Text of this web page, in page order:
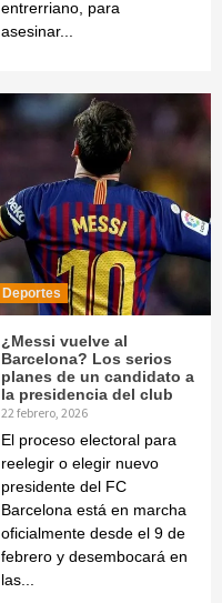
entrerriano, para
asesinar...
Deportes
¿Messi vuelve al
Barcelona? Los serios
planes de un candidato a
la presidencia del club
22 febrero, 2026
El proceso electoral para
reelegir o elegir nuevo
presidente del FC
Barcelona está en marcha
oficialmente desde el 9 de
febrero y desembocará en
las...